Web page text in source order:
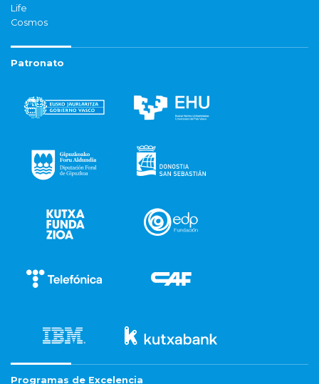
Life
Cosmos
Patronato
Programas de Excelencia